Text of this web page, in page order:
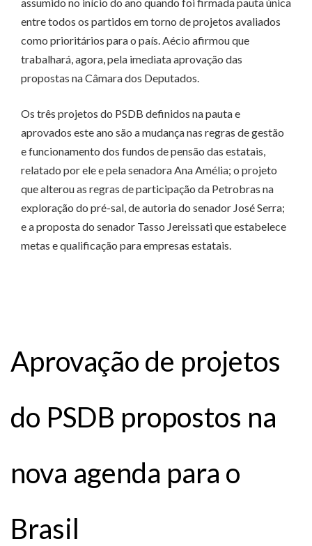
entre todos os partidos em torno de projetos avaliados
como prioritários para o país. Aécio afirmou que
trabalhará, agora, pela imediata aprovação das
propostas na Câmara dos Deputados.
Os três projetos do PSDB definidos na pauta e
aprovados este ano são a mudança nas regras de gestão
e funcionamento dos fundos de pensão das estatais,
relatado por ele e pela senadora Ana Amélia; o projeto
que alterou as regras de participação da Petrobras na
exploração do pré-sal, de autoria do senador José Serra;
e a proposta do senador Tasso Jereissati que estabelece
metas e qualificação para empresas estatais.
Aprovação de projetos
do PSDB propostos na
nova agenda para o
Brasil